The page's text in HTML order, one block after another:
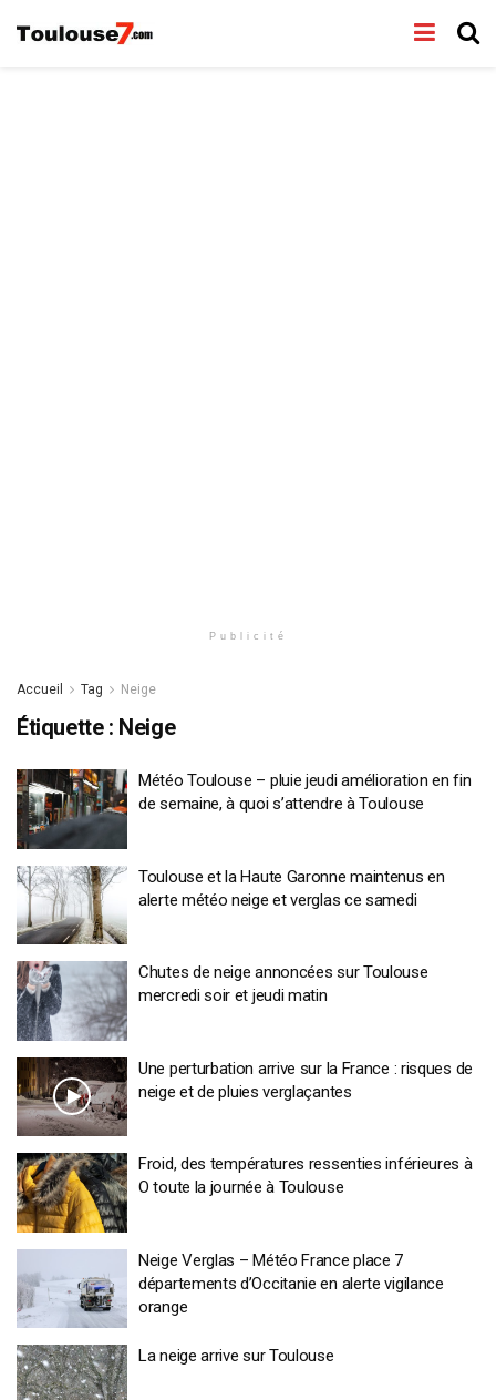
Publicité
Accueil Tag Neige
Étiquette : Neige
Météo Toulouse – pluie jeudi amélioration en fin
de semaine, à quoi s’attendre à Toulouse
Toulouse et la Haute Garonne maintenus en
alerte météo neige et verglas ce samedi
Chutes de neige annoncées sur Toulouse
mercredi soir et jeudi matin
Une perturbation arrive sur la France : risques de
neige et de pluies verglaçantes
Froid, des températures ressenties inférieures à
O toute la journée à Toulouse
Neige Verglas – Météo France place 7
départements d’Occitanie en alerte vigilance
orange
La neige arrive sur Toulouse